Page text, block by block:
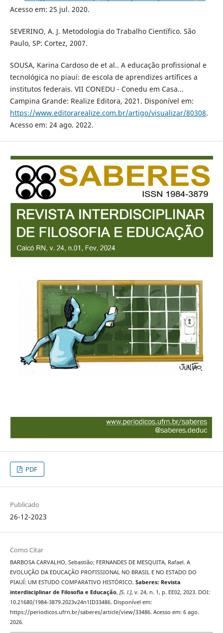
Acesso em: 25 jul. 2020.
SEVERINO, A. J. Metodologia do Trabalho Científico. São
Paulo, SP: Cortez, 2007.
SOUSA, Karina Cardoso de et al.. A educação profissional e
tecnológica no piauí: de escola de aprendizes artífices a
institutos federais. VII CONEDU - Conedu em Casa...
Campina Grande: Realize Editora, 2021. Disponível em:
https://www.editorarealize.com.br/artigo/visualizar/80308.
Acesso em: 24 ago. 2022.
PDF
Publicado
26-12-2023
Como Citar
BARBOSA CARVALHO, Sebastião; FERNANDES DE MESQUITA, Rafael. A
EVOLUÇÃO DA EDUCAÇÃO PROFISSIONAL NO BRASIL E NO ESTADO DO
PIAUÍ: UM ESTUDO COMPARATIVO HISTÓRICO. Saberes: Revista
interdisciplinar de Filosofia e Educação, [S. l.], v. 24, n. 1, p. EE02, 2023. DOI:
10.21680/1984-3879.2023v24n1ID33486. Disponível em:
https://periodicos.ufrn.br/saberes/article/view/33486. Acesso em: 6 ago.
2026.